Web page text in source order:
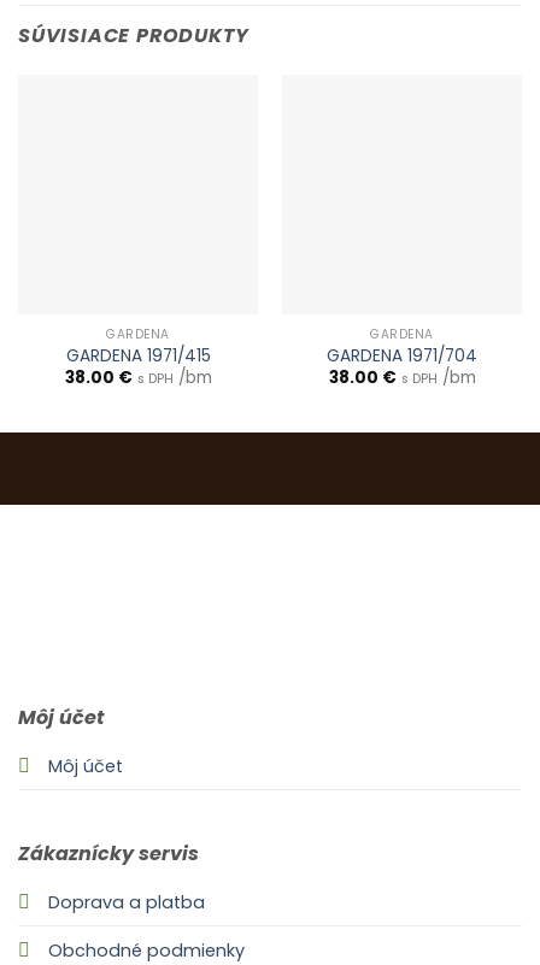
SÚVISIACE PRODUKTY
GARDENA
GARDENA 1971/415
38.00 € s DPH /bm
GARDENA
GARDENA 1971/704
38.00 € s DPH /bm
Môj účet
Môj účet
Zákaznícky servis
Doprava a platba
Obchodné podmienky